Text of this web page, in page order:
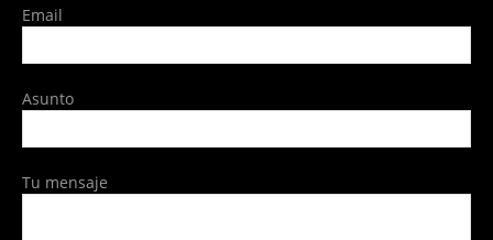
Email
Asunto
Tu mensaje